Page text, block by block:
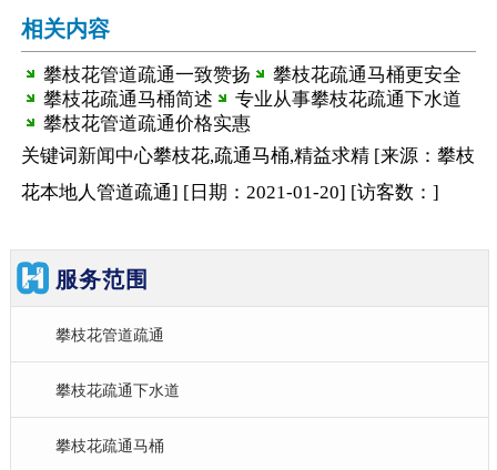
相关内容
攀枝花管道疏通一致赞扬
攀枝花疏通马桶更安全
攀枝花疏通马桶简述
专业从事攀枝花疏通下水道
攀枝花管道疏通价格实惠
关键词 新闻中心攀枝花,疏通马桶,精益求精 [来源：攀枝
花本地人管道疏通] [日期：2021-01-20] [访客数： ]
服务范围
攀枝花管道疏通
攀枝花疏通下水道
攀枝花疏通马桶